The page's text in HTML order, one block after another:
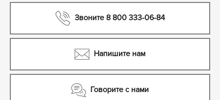
Звоните 8 800 333-06-84
Напишите нам
Говорите с нами